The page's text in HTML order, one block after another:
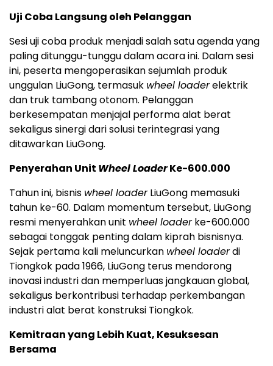
Uji Coba Langsung oleh Pelanggan
Sesi uji coba produk menjadi salah satu agenda yang
paling ditunggu-tunggu dalam acara ini. Dalam sesi
ini, peserta mengoperasikan sejumlah produk
unggulan LiuGong, termasuk wheel loaderelektrik
dan truk tambang otonom. Pelanggan
berkesempatan menjajal performa alat berat
sekaligus sinergi dari solusi terintegrasi yang
ditawarkan LiuGong.
Penyerahan Unit Wheel LoaderKe-600.000
Tahun ini, bisnis wheel loaderLiuGong memasuki
tahun ke-60. Dalam momentum tersebut, LiuGong
resmi menyerahkan unit wheel loaderke-600.000
sebagai tonggak penting dalam kiprah bisnisnya.
Sejak pertama kali meluncurkan wheel loaderdi
Tiongkok pada 1966, LiuGong terus mendorong
inovasi industri dan memperluas jangkauan global,
sekaligus berkontribusi terhadap perkembangan
industri alat berat konstruksi Tiongkok.
Kemitraan yang Lebih Kuat, Kesuksesan
Bersama